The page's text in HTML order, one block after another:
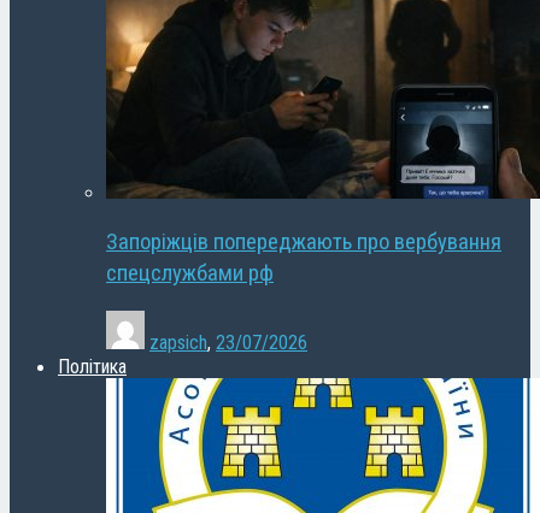
Запоріжців попереджають про вербування
спецслужбами рф
zapsich, 23/07/2026
Політика